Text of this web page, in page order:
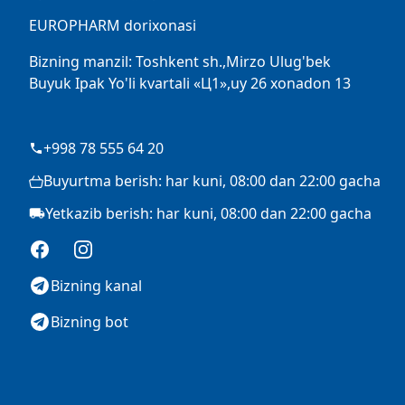
EUROPHARM dorixonasi
Bizning manzil: Toshkent sh.,Mirzo Ulug'bek
Buyuk Ipak Yo'li kvartali «Ц1»,uy 26 xonadon 13
+998 78 555 64 20
Buyurtma berish: har kuni, 08:00 dan 22:00 gacha
Yetkazib berish: har kuni, 08:00 dan 22:00 gacha
FacebookInstagram
Bizning kanal
Bizning bot